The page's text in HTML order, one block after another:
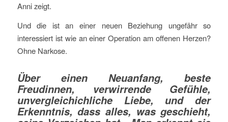
Anni zeigt.
Und die ist an einer neuen Beziehung ungefähr so
interessiert ist wie an einer Operation am offenen Herzen?
Ohne Narkose.
Über einen Neuanfang, beste
Freudinnen, verwirrende Gefühle,
unvergleichichliche Liebe, und der
Erkenntnis, dass alles, was geschieht,